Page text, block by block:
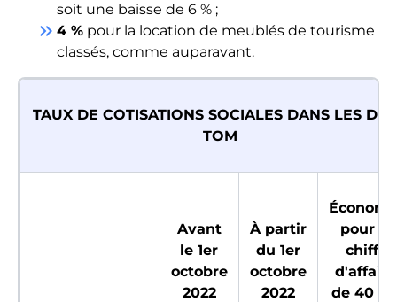
soit une baisse de 6 % ;
keyboard_double_arrow_right 4 % pour la location de meublés de tourisme
classés, comme auparavant.
TAUX DE COTISATIONS SOCIALES DANS LES
TOM
Avant
le 1er
octobre
2022
À partir
du 1er
octobre
2022
pour
chiffre
de 40